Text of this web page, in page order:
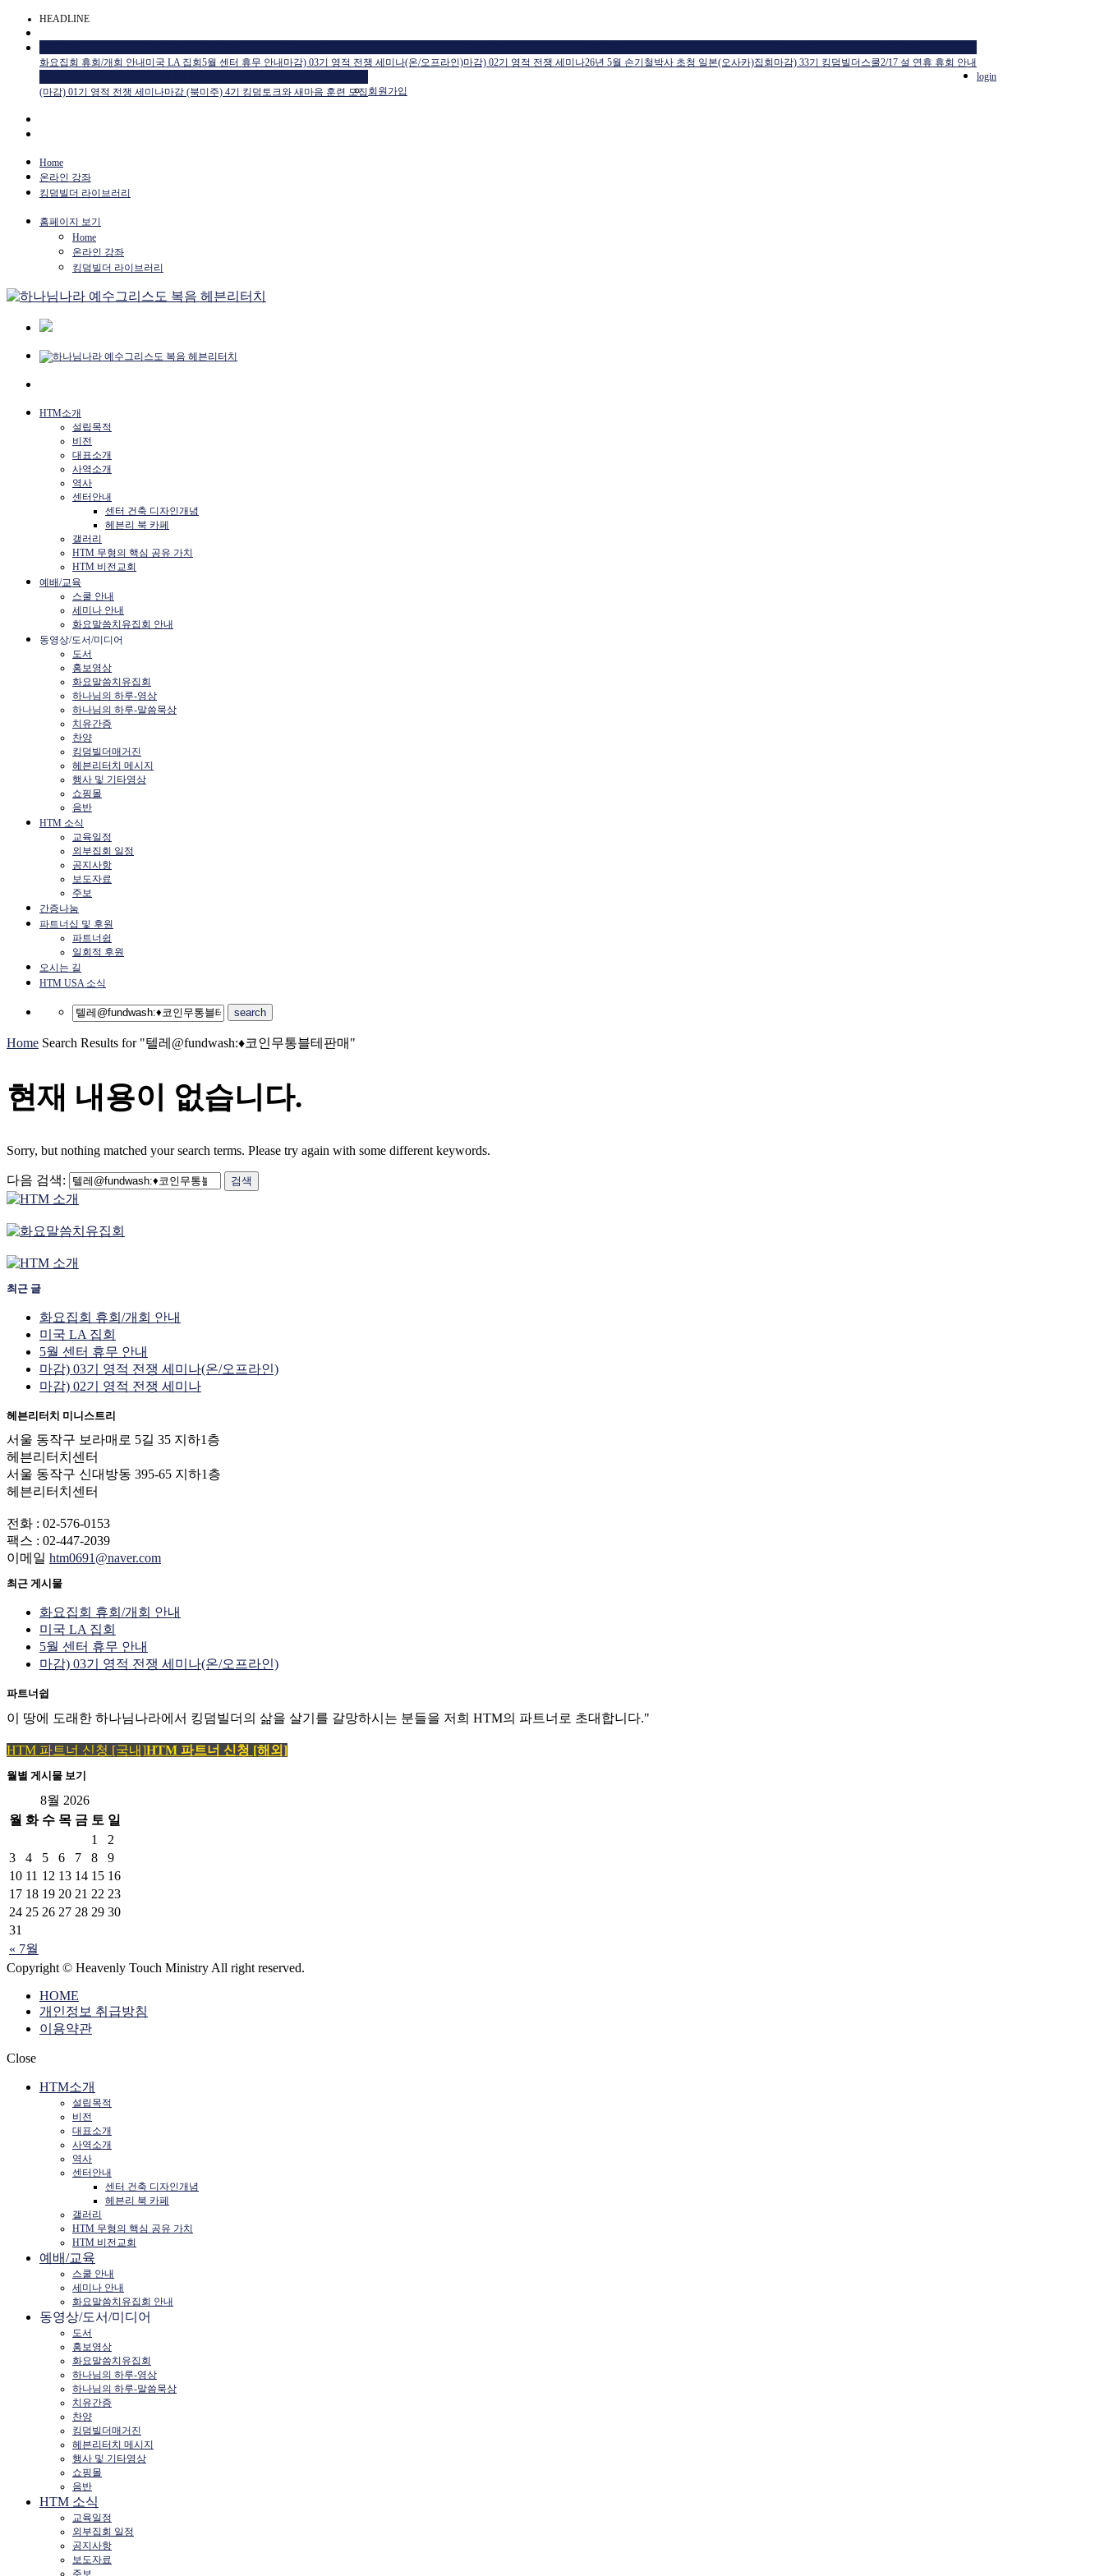
HEADLINE
화요집회 휴회/개회 안내 미국 LA 집회 5월 센터 휴무 안내 마감) 03기 영적 전쟁 세미나(온/오프라인)마감) 02기 영적 전쟁 세미나26년 5월 손기철박사 초청 일본(오사카)집회 마감) 33기 킹덤빌더스쿨2/17 설 연휴 휴회 안내
(마감) 01기 영적 전쟁 세미나마감 (북미주) 4기 킹덤토크와 새마음 훈련 모집
login
회원가입
Home
온라인 강좌
킹덤빌더 라이브러리
홈페이지 보기
Home
온라인 강좌
킹덤빌더 라이브러리
HTM소개
설립목적
비전
대표소개
사역소개
역사
센터안내
센터 건축 디자인개념
헤븐리 북 카페
갤러리
HTM 무형의 핵심 공유 가치
HTM 비전교회
예배/교육
스쿨 안내
세미나 안내
화요말씀치유집회 안내
동영상/도서/미디어
도서
홍보영상
화요말씀치유집회
하나님의 하루-영상
하나님의 하루-말씀묵상
치유간증
찬양
킹덤빌더매거진
헤븐리터치 메시지
행사 및 기타영상
쇼핑몰
음반
HTM 소식
교육일정
외부집회 일정
공지사항
보도자료
주보
간증나눔
파트너십 및 후원
파트너쉽
일회적 후원
오시는 길
HTM USA 소식
Home Search Results for "텔레@fundwash:♦코인무통블테판매"
현재 내용이 없습니다.
Sorry, but nothing matched your search terms. Please try again with some different keywords.
다음 검색:
최근 글
화요집회 휴회/개회 안내
미국 LA 집회
5월 센터 휴무 안내
마감) 03기 영적 전쟁 세미나(온/오프라인)
마감) 02기 영적 전쟁 세미나
헤븐리터치 미니스트리
서울 동작구 보라매로 5길 35 지하1층
헤븐리터치센터
서울 동작구 신대방동 395-65 지하1층
헤븐리터치센터
전화 : 02-576-0153
팩스 : 02-447-2039
이메일 htm0691@naver.com
최근 게시물
화요집회 휴회/개회 안내
미국 LA 집회
5월 센터 휴무 안내
마감) 03기 영적 전쟁 세미나(온/오프라인)
파트너쉽
이 땅에 도래한 하나님나라에서 킹덤빌더의 삶을 살기를 갈망하시는 분들을 저희 HTM의 파트너로 초대합니다."
HTM 파트너 신청 [국내]HTM 파트너 신청 [해외]
월별 게시물 보기
8월 2026
월 화 수 목 금 토 일
« 7월
1
2
3
4 5 6 7 8
9
10 11 12 13 14 15 16
17 18 19 20 21 22 23
24 25 26 27 28 29 30
31
Copyright © Heavenly Touch Ministry All right reserved.
HOME
개인정보 취급방침
이용약관
Close
HTM소개
설립목적
비전
대표소개
사역소개
역사
센터안내
센터 건축 디자인개념
헤븐리 북 카페
갤러리
HTM 무형의 핵심 공유 가치
HTM 비전교회
예배/교육
스쿨 안내
세미나 안내
화요말씀치유집회 안내
동영상/도서/미디어
도서
홍보영상
화요말씀치유집회
하나님의 하루-영상
하나님의 하루-말씀묵상
치유간증
찬양
킹덤빌더매거진
헤븐리터치 메시지
행사 및 기타영상
쇼핑몰
음반
HTM 소식
교육일정
외부집회 일정
공지사항
보도자료
주보